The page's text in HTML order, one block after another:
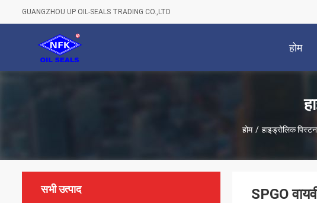
GUANGZHOU UP OIL-SEALS TRADING CO.,LTD
होम
होम / हाइड्रोलिक
सभी उत्पाद SPGO